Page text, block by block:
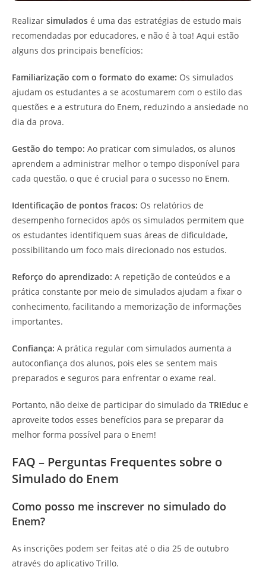
Realizar simulados é uma das estratégias de estudo mais
recomendadas por educadores, e não é à toa! Aqui estão
alguns dos principais benefícios:
Familiarização com o formato do exame: Os simulados
ajudam os estudantes a se acostumarem com o estilo das
questões e a estrutura do Enem, reduzindo a ansiedade no
dia da prova.
Gestão do tempo: Ao praticar com simulados, os alunos
aprendem a administrar melhor o tempo disponível para
cada questão, o que é crucial para o sucesso no Enem.
Identificação de pontos fracos: Os relatórios de
desempenho fornecidos após os simulados permitem que
os estudantes identifiquem suas áreas de dificuldade,
possibilitando um foco mais direcionado nos estudos.
Reforço do aprendizado: A repetição de conteúdos e a
prática constante por meio de simulados ajudam a fixar o
conhecimento, facilitando a memorização de informações
importantes.
Confiança: A prática regular com simulados aumenta a
autoconfiança dos alunos, pois eles se sentem mais
preparados e seguros para enfrentar o exame real.
Portanto, não deixe de participar do simulado da TRIEduc e
aproveite todos esses benefícios para se preparar da
melhor forma possível para o Enem!
FAQ – Perguntas Frequentes sobre o
Simulado do Enem
Como posso me inscrever no simulado do
Enem?
As inscrições podem ser feitas até o dia 25 de outubro
através do aplicativo Trillo.